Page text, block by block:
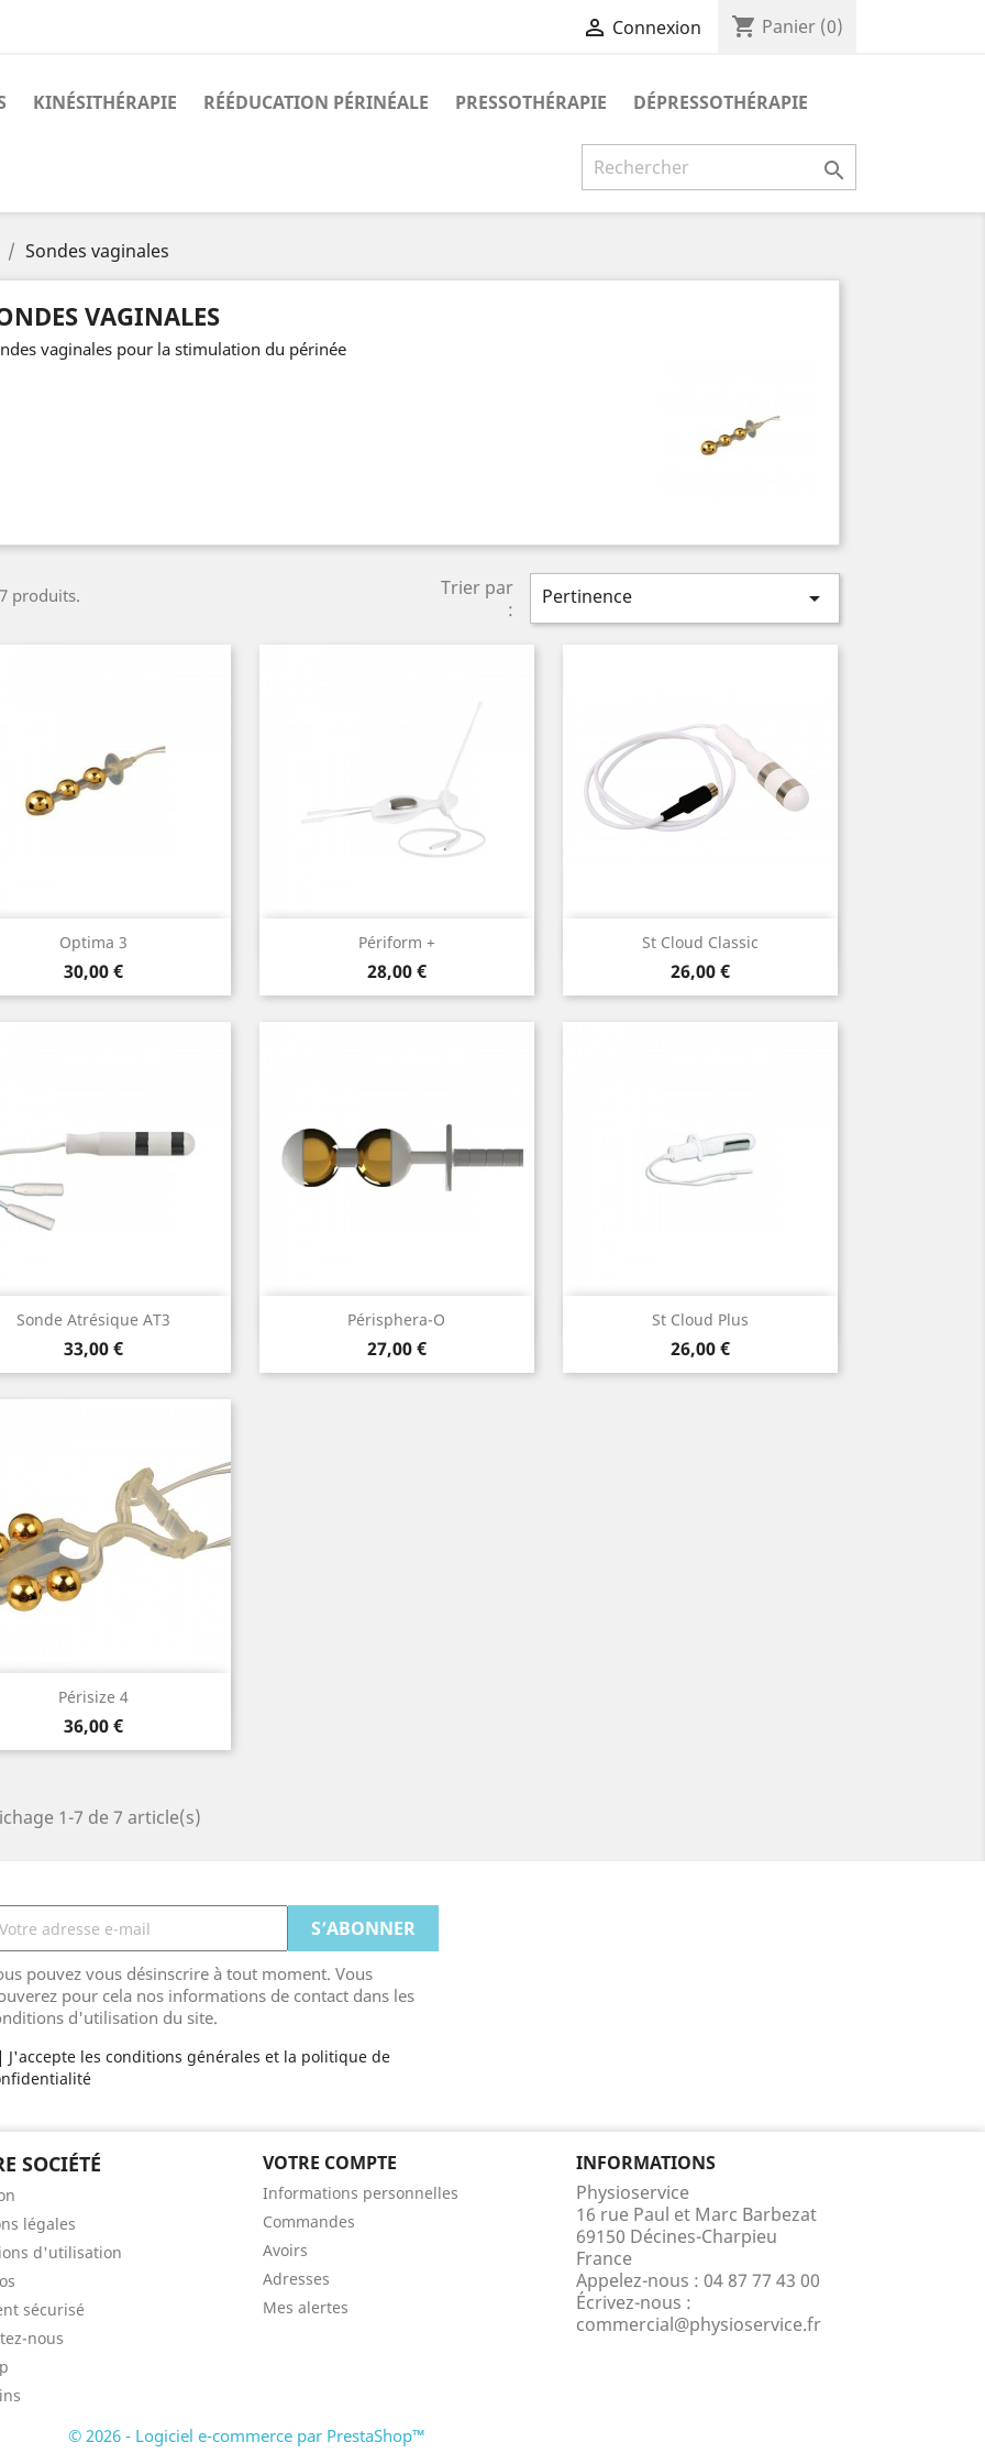
 Connexion shopping_cart Panier (0)
KINÉSITHÉRAPIE RÉÉDUCATION PÉRINÉALE PRESSOTHÉRAPIE DÉPRESSOTHÉRAPIE

Sondes vaginales
VAGINALES
vaginales pour la stimulation du périnée
produits.
Trier par
:
Pertinence 
Optima 3
Prix
30,00 €
Aperçu rapide Périform +
Prix
28,00 €
Aperçu rapide St Cloud Classic
Prix
26,00 €
Aperçu rapide
Sonde Atrésique AT3
Prix
33,00 €
Aperçu rapide Périsphera-O
Prix
27,00 €
Aperçu rapide St Cloud Plus
Prix
26,00 €
Aperçu rapide
Périsize 4
Prix
36,00 €
Aperçu rapide
1-7 de 7 article(s)
pouvez vous désinscrire à tout moment. Vous
pour cela nos informations de contact dans les
d'utilisation du site.
J'accepte les conditions générales et la politique de
SOCIÉTÉ
légales
d'utilisation
sécurisé
nous
VOTRE COMPTE
Informations personnelles
Commandes
Avoirs
Adresses
Mes alertes
INFORMATIONS
Physioservice
16 rue Paul et Marc Barbezat
69150 Décines-Charpieu
France
Appelez-nous : 04 87 77 43 00
Écrivez-nous :
commercial@physioservice.fr
© 2026 - Logiciel e-commerce par PrestaShop™